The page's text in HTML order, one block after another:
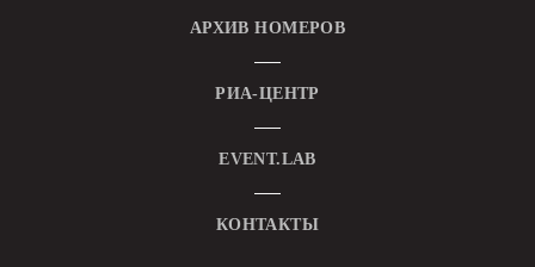
АРХИВ НОМЕРОВ
РИА-ЦЕНТР
EVENT.LAB
КОНТАКТЫ